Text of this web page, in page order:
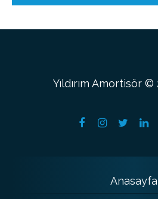
Yıldırım Amortisör ©
Anasayfa